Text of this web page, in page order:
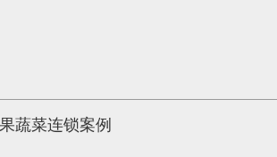
蔬菜连锁案例